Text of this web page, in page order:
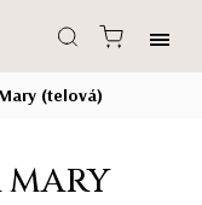
(telová)